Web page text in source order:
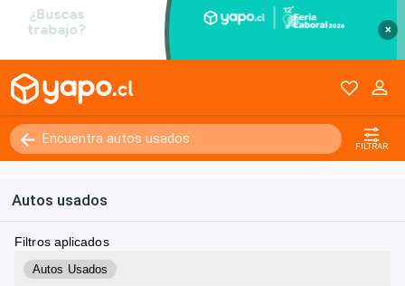
×
FILTRAR
Autos usados
Filtros aplicados
Autos Usados
0 - 250000+